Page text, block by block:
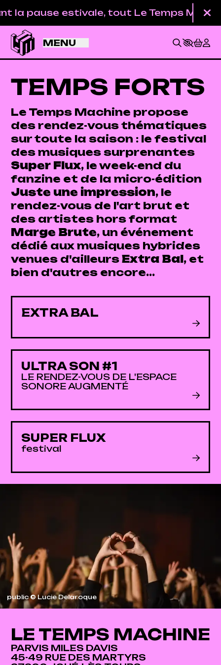
la pause estivale, tout Le Temps
MENU
TEMPS FORTS
Le Temps Machine propose
des rendez-vous thématiques
sur toute la saison : le festival
des musiques surprenantes
Super Flux, le week-end du
fanzine et de la micro-édition
Juste une impression, le
rendez-vous de l'art brut et
des artistes hors format
Marge Brute, un événement
dédié aux musiques hybrides
venues d'ailleursExtra Bal, et
bien d'autres encore...
EXTRA BAL
ULTRA SON #1
LE RENDEZ-VOUS DE L'ESPACE
SONORE AUGMENTÉ
SUPER FLUX
festival
public © Lucie Delaroque
LE TEMPS MACHINE
PARVIS MILES DAVIS
45-49 RUE DES MARTYRS
BILLETTERIE